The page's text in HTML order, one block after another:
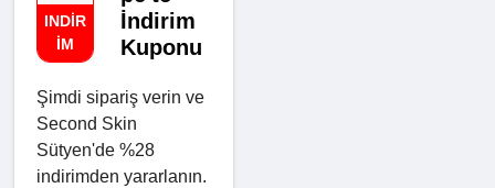
INDIR
IM
İndirim
Kuponu
Şimdi sipariş verin ve
Second Skin
Sütyen'de %28
indirimden yararlanın.